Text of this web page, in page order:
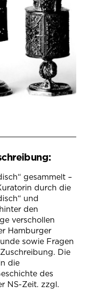
gesammelt –
durch die
und
den
verschollen
Hamburger
sowie Fragen
Die
die
des
NS-Zeit. zzgl.